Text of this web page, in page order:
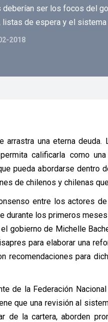
ser los focos del
listas de espera y el
2018
arrastra una eterna
calificarla como
pueda abordarse
de chilenos y chilenas
entre los actores
durante los primeros
gobierno de Michelle
para elaborar una
recomendaciones para
de la Federación
que una revisión al
de la cartera, aborden